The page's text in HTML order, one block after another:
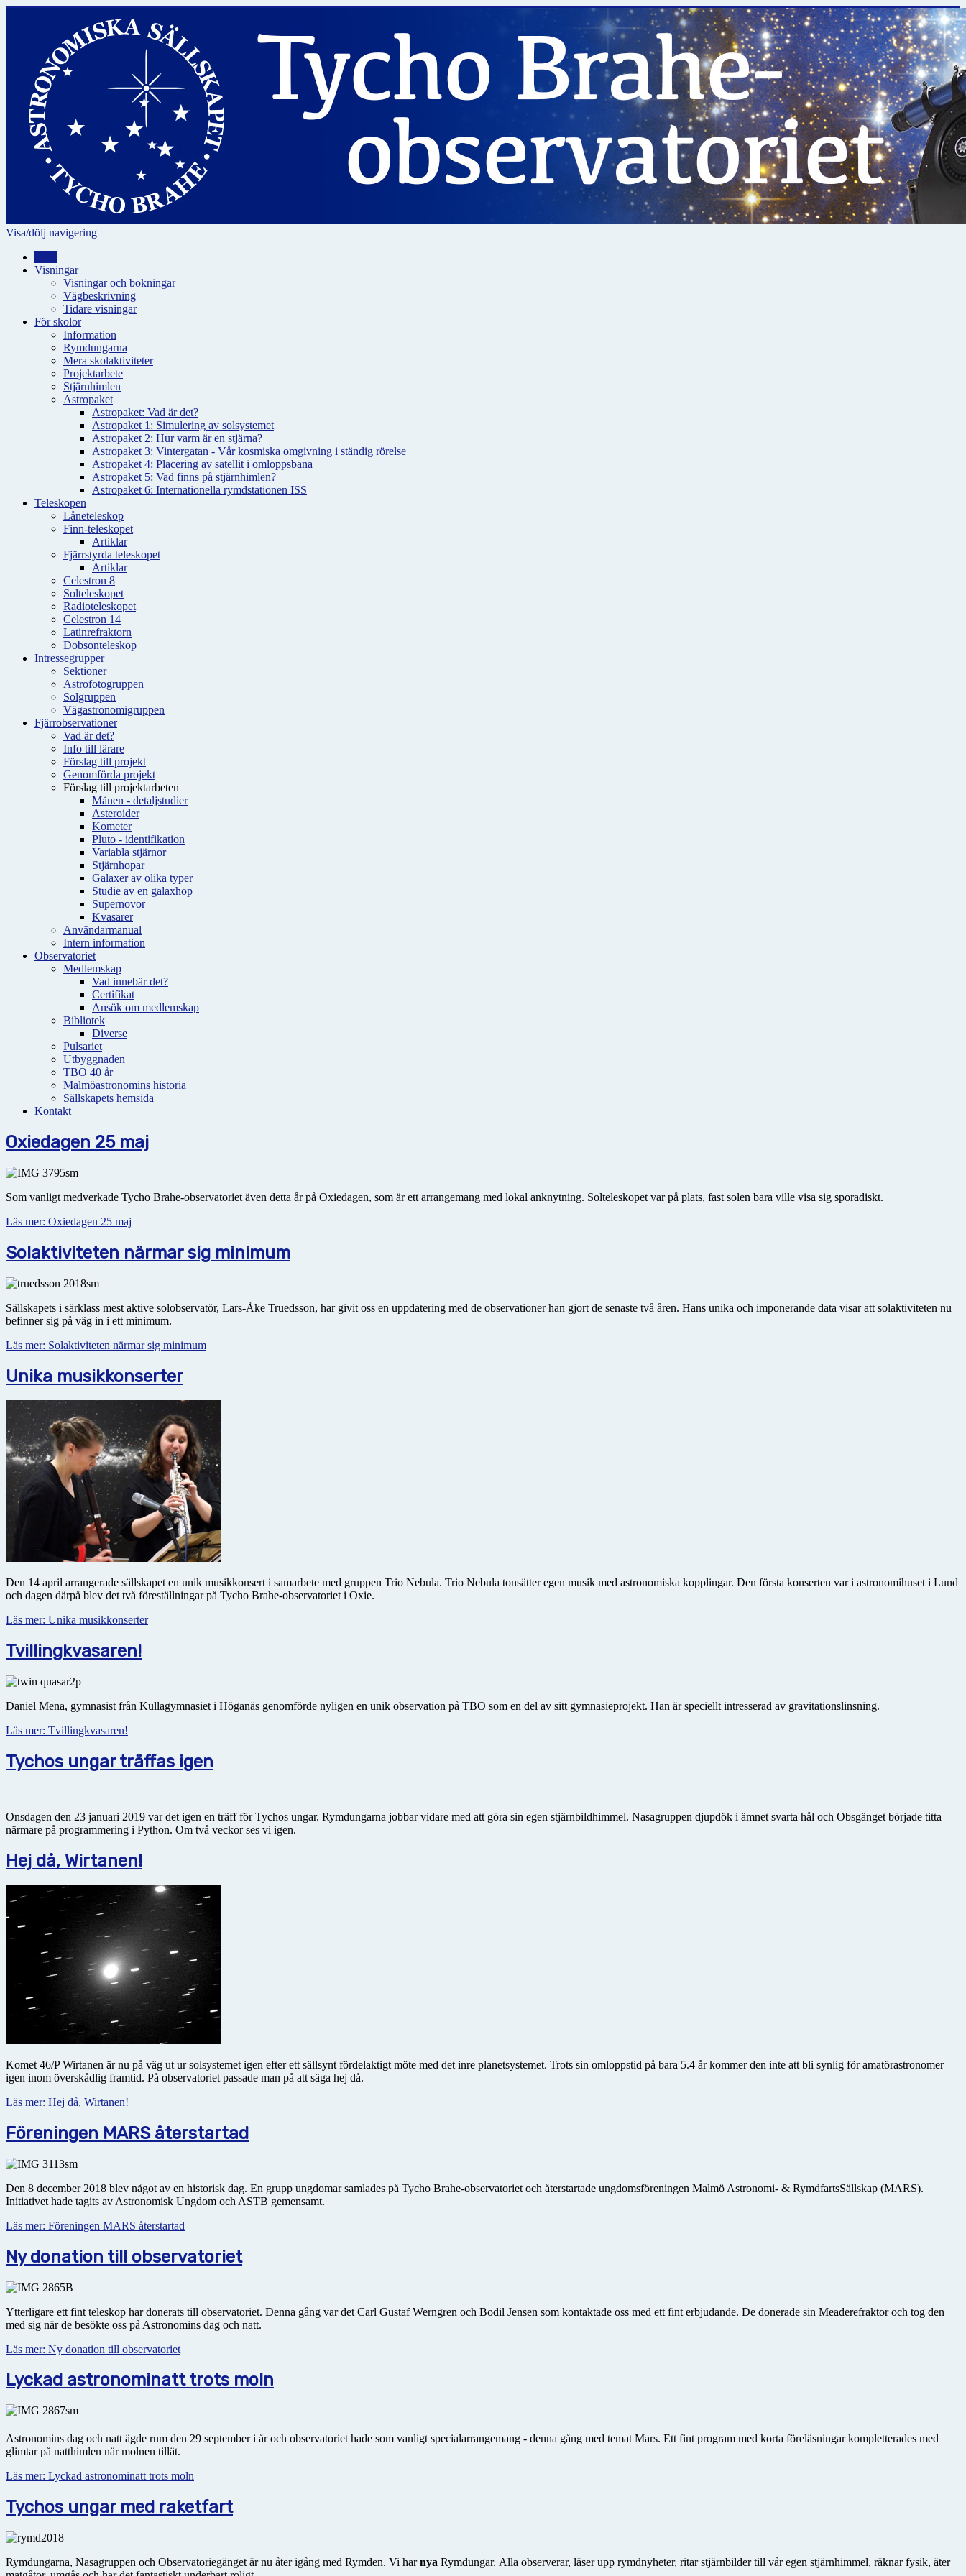
Visa/dölj navigering
Visningar
Visningar och bokningar
Vägbeskrivning
Tidare visningar
För skolor
Information
Rymdungarna
Mera skolaktiviteter
Projektarbete
Stjärnhimlen
Astropaket
Astropaket: Vad är det?
Astropaket 1: Simulering av solsystemet
Astropaket 2: Hur varm är en stjärna?
Astropaket 3: Vintergatan - Vår kosmiska omgivning i ständig rörelse
Astropaket 4: Placering av satellit i omloppsbana
Astropaket 5: Vad finns på stjärnhimlen?
Astropaket 6: Internationella rymdstationen ISS
Teleskopen
Låneteleskop
Finn-teleskopet
Artiklar
Fjärrstyrda teleskopet
Artiklar
Celestron 8
Solteleskopet
Radioteleskopet
Celestron 14
Latinrefraktorn
Dobsonteleskop
Intressegrupper
Sektioner
Astrofotogruppen
Solgruppen
Vägastronomigruppen
Fjärrobservationer
Vad är det?
Info till lärare
Förslag till projekt
Genomförda projekt
Förslag till projektarbeten
Månen - detaljstudier
Asteroider
Kometer
Pluto - identifikation
Variabla stjärnor
Stjärnhopar
Galaxer av olika typer
Studie av en galaxhop
Supernovor
Kvasarer
Användarmanual
Intern information
Observatoriet
Medlemskap
Vad innebär det?
Certifikat
Ansök om medlemskap
Bibliotek
Diverse
Pulsariet
Utbyggnaden
TBO 40 år
Malmöastronomins historia
Sällskapets hemsida
Kontakt
Oxiedagen 25 maj
Som vanligt medverkade Tycho Brahe-observatoriet även detta år på Oxiedagen, som är ett arrangemang med lokal anknytning. Solteleskopet var på plats, fast solen bara ville visa sig sporadiskt.
Läs mer: Oxiedagen 25 maj
Solaktiviteten närmar sig minimum
Sällskapets i särklass mest aktive solobservatör, Lars-Åke Truedsson, har givit oss en uppdatering med de observationer han gjort de senaste två åren. Hans unika och imponerande data visar att solaktiviteten nu
befinner sig på väg in i ett minimum.
Läs mer: Solaktiviteten närmar sig minimum
Unika musikkonserter
Den 14 april arrangerade sällskapet en unik musikkonsert i samarbete med gruppen Trio Nebula. Trio Nebula tonsätter egen musik med astro­no­miska kopplingar. Den första konserten var i astronomihuset i Lund
och dagen därpå blev det två föreställningar på Tycho Brahe-observatoriet i Oxie.
Läs mer: Unika musikkonserter
Tvillingkvasaren!
Daniel Mena, gymnasist från Kullagymnasiet i Höganäs genomförde nyligen en unik observation på TBO som en del av sitt gymnasieprojekt. Han är speciellt intresserad av gravitationslinsning.
Läs mer: Tvillingkvasaren!
Tychos ungar träffas igen
Onsdagen den 23 januari 2019 var det igen en träff för Tychos ungar. Rymdungarna jobbar vidare med att göra sin egen stjärnbildhimmel. Nasagruppen djupdök i ämnet svarta hål och Obsgänget började titta
närmare på programmering i Python. Om två veckor ses vi igen.
Hej då, Wirtanen!
Komet 46/P Wirtanen är nu på väg ut ur solsystemet igen efter ett sällsynt fördelaktigt möte med det inre planetsystemet. Trots sin omloppstid på bara 5.4 år kommer den inte att bli synlig för amatörastronomer
igen inom överskådlig framtid. På observatoriet passade man på att säga hej då.
Läs mer: Hej då, Wirtanen!
Föreningen MARS återstartad
Den 8 december 2018 blev något av en historisk dag. En grupp ungdomar samlades på Tycho Brahe-observatoriet och återstartade ungdomsföreningen Malmö Astronomi- & RymdfartsSällskap (MARS).
Initiativet hade tagits av Astronomisk Ungdom och ASTB gemensamt.
Läs mer: Föreningen MARS återstartad
Ny donation till observatoriet
Ytterligare ett fint teleskop har donerats till observatoriet. Denna gång var det Carl Gustaf Werngren och Bodil Jensen som kontaktade oss med ett fint erbjudande. De donerade sin Meaderefraktor och tog den
med sig när de besökte oss på Astronomins dag och natt.
Läs mer: Ny donation till observatoriet
Lyckad astronominatt trots moln
Astronomins dag och natt ägde rum den 29 september i år och observatoriet hade som vanligt specialarrangemang - denna gång med temat Mars. Ett fint program med korta föreläsningar kompletterades med
glimtar på natthimlen när molnen tillät.
Läs mer: Lyckad astronominatt trots moln
Tychos ungar med raketfart
Rymdungarna, Nasagruppen och Observatoriegänget är nu åter igång med Rymden. Vi harnya Rymdungar. Alla observerar, läser upp rymdnyheter, ritar stjärnbilder till vår egen stjärnhimmel, räknar fysik, äter